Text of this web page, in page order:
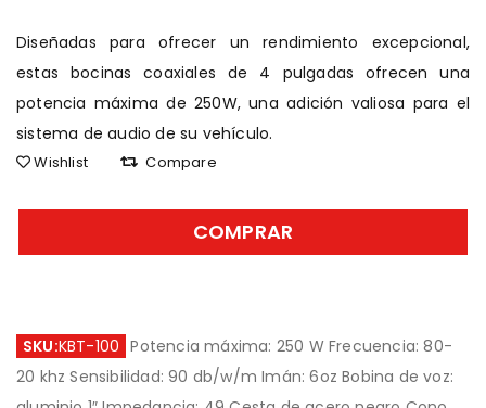
Diseñadas para ofrecer un rendimiento excepcional,
estas bocinas coaxiales de 4 pulgadas ofrecen una
potencia máxima de 250W, una adición valiosa para el
sistema de audio de su vehículo.
Wishlist Compare
COMPRAR
SKU:KBT-100 Potencia máxima: 250 W Frecuencia: 80-
20 khz Sensibilidad: 90 db/w/m Imán: 6oz Bobina de voz: